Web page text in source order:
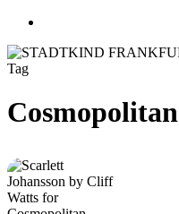
Tag
Cosmopolitan